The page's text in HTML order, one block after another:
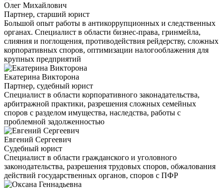
Олег Михайлович
Партнер, старший юрист
Большой опыт работы в антикоррупционных и следственных
органах. Специалист в области бизнес-права, гринмейла,
слияния и поглощения, противодействия рейдерству, сложных
корпоративных споров, оптимизации налогооблажения для
крупных предприятий
Екатерина Викторона
Партнер, судебный юрист
Специалист в области корпоративного законадательства,
арбитражной практики, разрешения сложных семейных
споров с разделом имущества, наследства, работы с
проблемной задолженностью
Евгений Сергеевич
Судебный юрист
Специалист в области гражданского и уголовного
законодательства, разрешения трудовых споров, обжалования
действий государственных органов, споров с ПФР